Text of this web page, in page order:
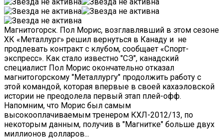
Магнитогорск. Пол Морис, возглавлявший в этом сезоне
ХК «Металлург» решил вернуться в Канаду и не
продлевать контракт с клубом, сообщает «Спорт-
экспресс». Как стало известно "СЭ", канадский
специалист Пол Морис окончательно отказал
магнитогорскому "Металлургу" продолжить работу с
этой командой, которая впервые в своей кахаэловской
истории не преодолела первый этап плей-офф.
Напомним, что Морис был самым
высокооплачиваемым тренером КХЛ-2012/13, по
некоторым данным, получив в "Магнитке" больше двух
миллионов долларов...